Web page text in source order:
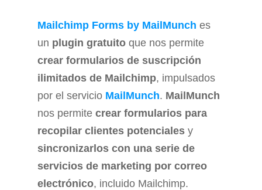
Mailchimp Forms by MailMunch es
un plugin gratuito que nos permite
crear formularios de suscripción
ilimitados de Mailchimp, impulsados ​​
por el servicio MailMunch. MailMunch
nos permite crear formularios para
recopilar clientes potenciales y
sincronizarlos con una serie de
servicios de marketing por correo
electrónico, incluido Mailchimp.